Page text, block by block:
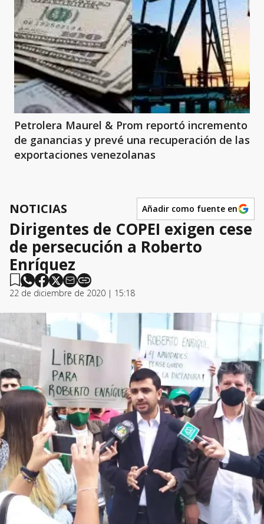
Petrolera Maurel & Prom reportó incremento
de ganancias y prevé una recuperación de las
exportaciones venezolanas
NOTICIAS Añadir como fuente en
Dirigentes de COPEI exigen cese
de persecución a Roberto
Enríquez
22 de diciembre de 2020 | 15:18